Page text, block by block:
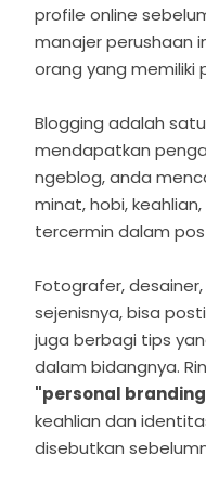
profile online
manajer perushaan
orang yang memiliki
Blogging adalah
mendapatkan
ngeblog, anda
minat, hobi,
tercermin dalam
Fotografer,
sejenisnya, bisa
juga berbagi tips
dalam bidangnya.
"personal
keahlian dan
disebutkan